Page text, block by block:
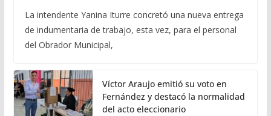
La intendente Yanina Iturre concretó una nueva entrega
de indumentaria de trabajo, esta vez, para el personal
del Obrador Municipal,
Víctor Araujo emitió su voto en
Fernández y destacó la normalidad
del acto eleccionario